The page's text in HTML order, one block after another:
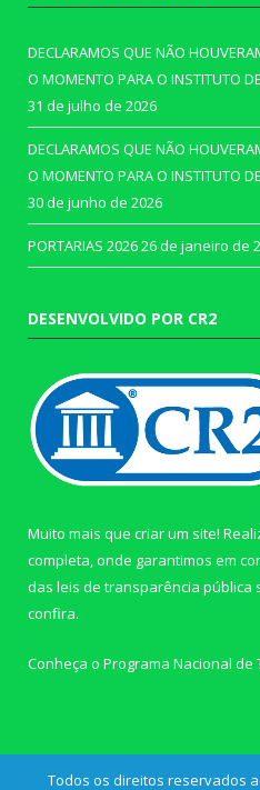
DECLARAMOS QUE NÃO
O MOMENTO PARA O INSTITUTO
31 de julho de 2026
DECLARAMOS QUE NÃO
O MOMENTO PARA O INSTITUTO
30 de junho de 2026
PORTARIAS 202626 de janeiro de
DESENVOLVIDO POR CR2
Muito mais que criar um site!
completa, onde garantimos em
das leis de transparência pública
confira.
Conheça o Programa Nacional de
Todos os direitos reservados